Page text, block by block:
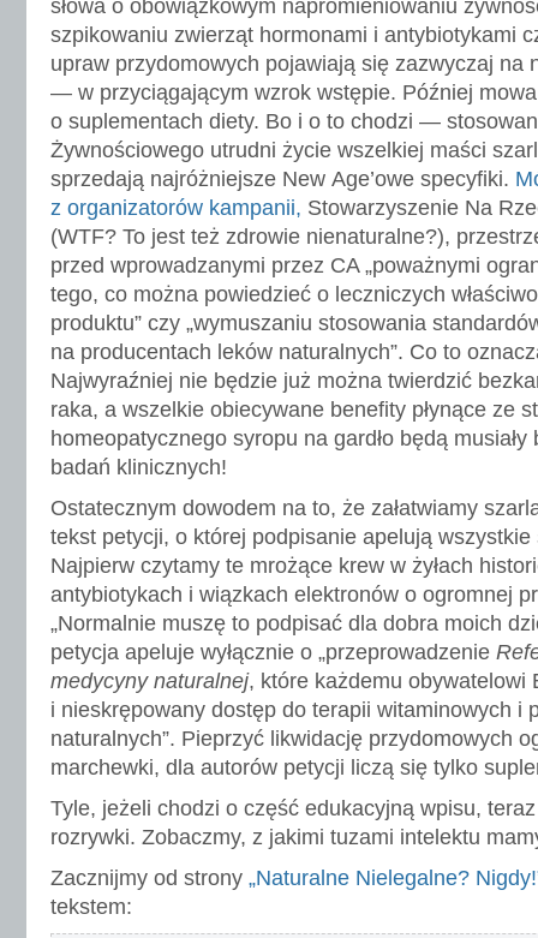
słowa o obowiązkowym napromieniowaniu
szpikowaniu zwierząt hormonami i antybiotykami
upraw przydomowych pojawiają się zazwyczaj na
— w przyciągającym wzrok wstępie. Później
o suplementach diety. Bo i o to chodzi —
Żywnościowego utrudni życie wszelkiej maści
sprzedają najróżniejsze New Age’owe specyfiki.
z organizatorów kampanii, Stowarzyszenie Na
(WTF? To jest też zdrowie nienaturalne?),
przed wprowadzanymi przez CA „poważnymi
tego, co można powiedzieć o leczniczych
produktu” czy „wymuszaniu stosowania
na producentach leków naturalnych”. Co to
Najwyraźniej nie będzie już można twierdzić
raka, a wszelkie obiecywane benefity płynące ze
homeopatycznego syropu na gardło będą
badań klinicznych!
Ostatecznym dowodem na to, że załatwiamy
tekst petycji, o której podpisanie apelują
Najpierw czytamy te mrożące krew w żyłach
antybiotykach i wiązkach elektronów o ogromnej
„Normalnie muszę to podpisać dla dobra moich
petycja apeluje wyłącznie o „przeprowadzenie
medycyny naturalnej, które każdemu obywatelowi
i nieskrępowany dostęp do terapii witaminowych i
naturalnych”. Pieprzyć likwidację przydomowych
marchewki, dla autorów petycji liczą się tylko
Tyle, jeżeli chodzi o część edukacyjną wpisu,
rozrywki. Zobaczmy, z jakimi tuzami intelektu
Zacznijmy od strony „Naturalne Nielegalne?
tekstem: